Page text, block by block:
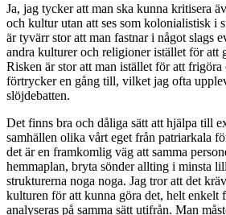
Ja, jag tycker att man ska kunna kritisera
och kultur utan att ses som kolonialistisk i
är tyvärr stor att man fastnar i något slags
andra kulturer och religioner istället för att
Risken är stor att man istället för att
förtrycker en gång till, vilket jag ofta
slöjdebatten.
Det finns bra och dåliga sätt att hjälpa till
samhällen olika vårt eget från patriarkala
det är en framkomlig väg att samma
hemmaplan, bryta sönder allting i minsta
strukturerna noga noga. Jag tror att det
kulturen för att kunna göra det, helt enkelt
analyseras på samma sätt utifrån. Man